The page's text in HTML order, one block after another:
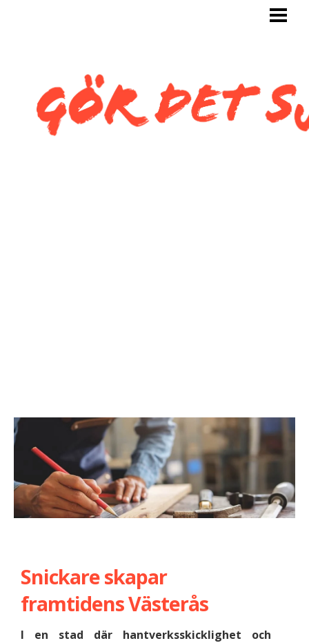
KAKLA SJÄLV
KAKLA TOALETT
Snickare skapar
framtidens Västerås
I en stad där hantverksskicklighet och